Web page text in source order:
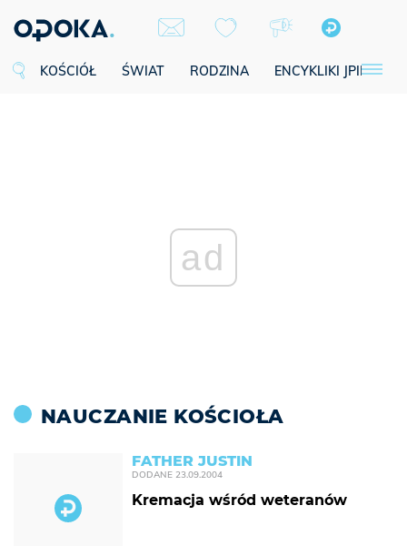
KOŚCIÓŁ ŚWIAT RODZINA ENCYKLIKI JPII
ad
NAUCZANIE KOŚCIOŁA
FATHER JUSTIN
DODANE 23.09.2004
Kremacja wśród weteranów